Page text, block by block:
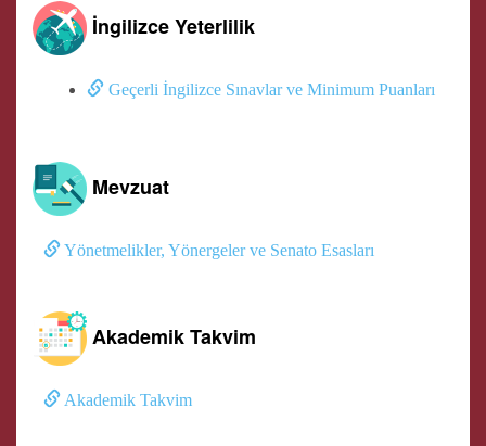
İngilizce Yeterlilik
Geçerli İngilizce Sınavlar ve Minimum Puanları
Mevzuat
Yönetmelikler, Yönergeler ve Senato Esasları
Akademik Takvim
Akademik Takvim